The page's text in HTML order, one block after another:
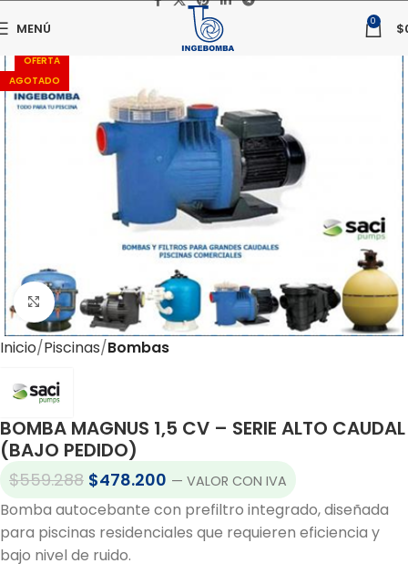
MENÚ 0 $
OFERTA
AGOTADO
Haga clic para ampliar
Inicio Piscinas Bombas
BOMBA MAGNUS 1,5 CV – SERIE ALTO CAUDAL
(BAJO PEDIDO)
$559.288 $478.200 — VALOR CON IVA
Bomba autocebante con prefiltro integrado, diseñada
para piscinas residenciales que requieren eficiencia y
bajo nivel de ruido.